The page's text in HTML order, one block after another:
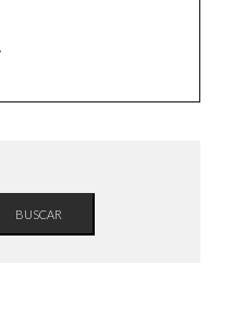
BUSCAR